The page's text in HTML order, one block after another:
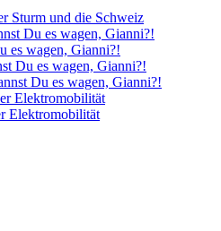
Sturm und die Schweiz
Du es wagen, Gianni?!
es wagen, Gianni?!
Du es wagen, Gianni?!
Du es wagen, Gianni?!
Elektromobilität
Elektromobilität